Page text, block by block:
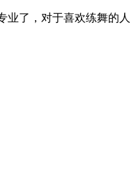
业了，对于喜欢练舞的人